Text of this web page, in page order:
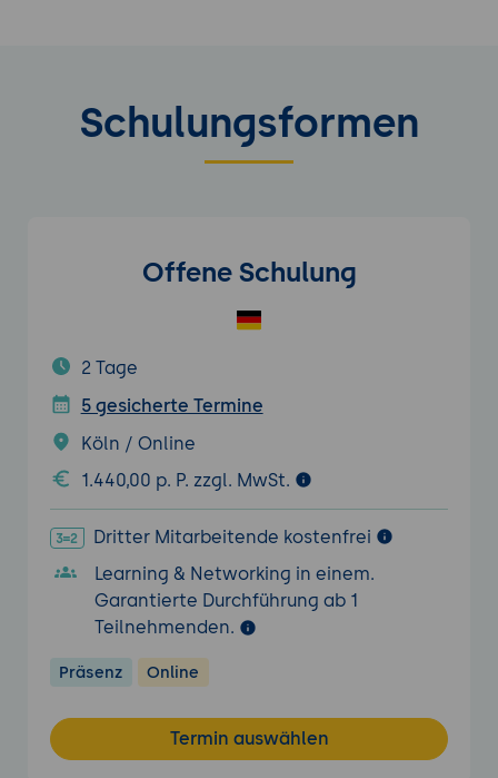
Schulungsformen
Offene Schulung
2 Tage
5 gesicherte Termine
Köln / Online
1.440,00 p. P. zzgl. MwSt.
Dritter Mitarbeitende kostenfrei
Learning & Networking in einem.
Garantierte Durchführung ab 1
Teilnehmenden.
Präsenz Online
Termin auswählen